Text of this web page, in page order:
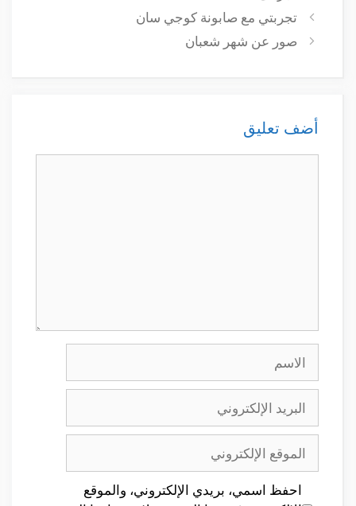
تجربتي مع صابونة كوجي سان
صور عن شهر شعبان
أضف تعليق
الإلكتروني
الإلكتروني
احفظ اسمي، بريدي الإلكتروني، والموقع